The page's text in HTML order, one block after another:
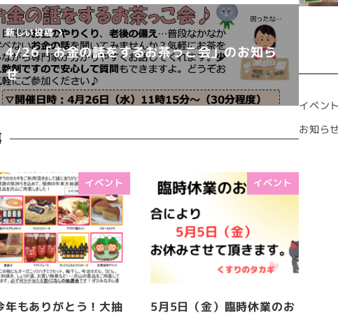
新しい投稿
4/26「お金の話をするお茶っこ会」のお知ら
せ
イベント
年もありがとう！大抽
イベント
5月5日（金）臨時休業のお
イベント
お知らせ